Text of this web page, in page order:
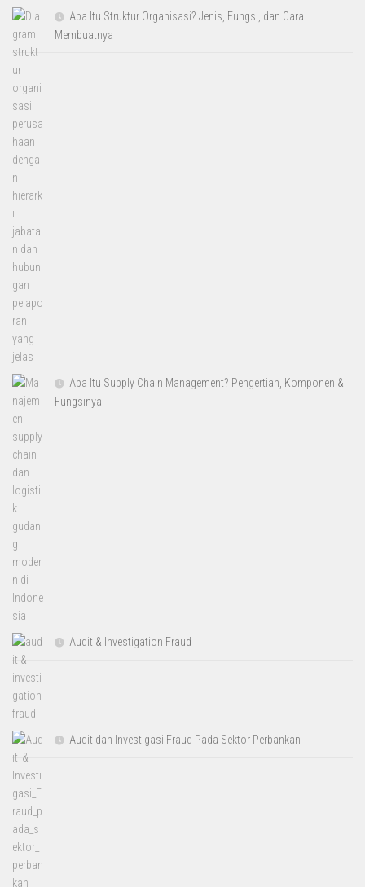
Apa Itu Struktur Organisasi? Jenis, Fungsi, dan Cara
Membuatnya
Apa Itu Supply Chain Management? Pengertian, Komponen &
Fungsinya
Audit & Investigation Fraud
Audit dan Investigasi Fraud Pada Sektor Perbankan